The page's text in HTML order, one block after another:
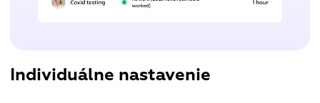
Individuálne nastavenie